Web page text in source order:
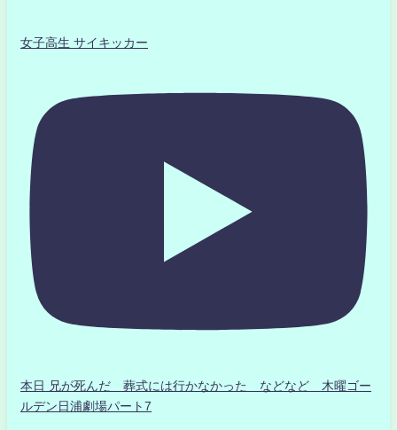
女子高生 サイキッカー
本日 兄が死んだ 葬式には行かなかった などなど 木曜ゴー
ルデン日浦劇場パート7